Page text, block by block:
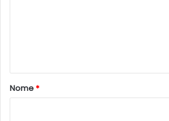
r
Nome*